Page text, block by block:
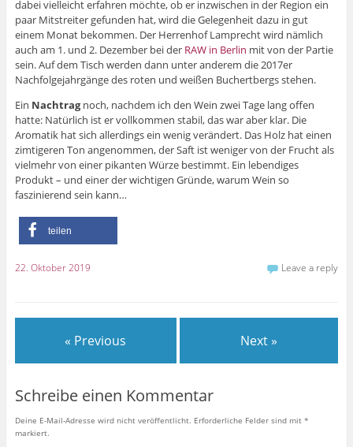
dabei vielleicht erfahren möchte, ob er inzwischen in der Region ein
paar Mitstreiter gefunden hat, wird die Gelegenheit dazu in gut
einem Monat bekommen. Der Herrenhof Lamprecht wird nämlich
auch am 1. und 2. Dezember bei der RAW in Berlin mit von der Partie
sein. Auf dem Tisch werden dann unter anderem die 2017er
Nachfolgejahrgänge des roten und weißen Buchertbergs stehen.
Ein Nachtragnoch, nachdem ich den Wein zwei Tage lang offen
hatte: Natürlich ist er vollkommen stabil, das war aber klar. Die
Aromatik hat sich allerdings ein wenig verändert. Das Holz hat einen
zimtigeren Ton angenommen, der Saft ist weniger von der Frucht als
vielmehr von einer pikanten Würze bestimmt. Ein lebendiges
Produkt – und einer der wichtigen Gründe, warum Wein so
faszinierend sein kann…
teilen
22. Oktober 2019 Leave a reply
« Previous Next »
Schreibe einen Kommentar
Deine E-Mail-Adresse wird nicht veröffentlicht. Erforderliche Felder sind mit *
markiert.